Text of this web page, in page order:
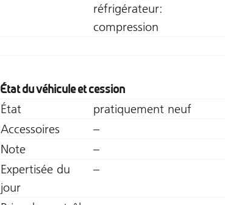
réfrigérateur:
compression
État du véhicule et cession
État
pratiquement neuf
Accessoires
–
Note
–
Expertisée du
jour
–